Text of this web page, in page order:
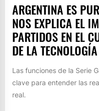
ARGENTINA ES
NOS EXPLICA EL
PARTIDOS EN EL
DE LA TECNOLOGÍA
Las funciones de la Serie
clave para entender las
real.